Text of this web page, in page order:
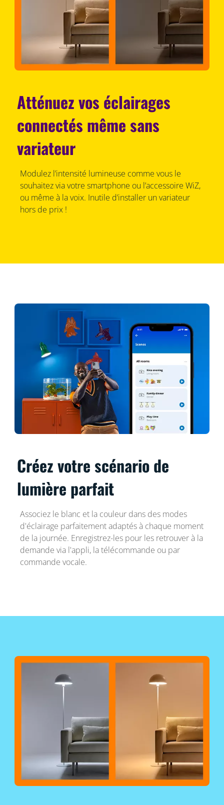
Atténuez vos éclairages
connectés même sans
variateur
Modulez l’intensité lumineuse comme vous le
souhaitez via votre smartphone ou l’accessoire WiZ,
ou même à la voix. Inutile d’installer un variateur
hors de prix !
Créez votre scénario de
lumière parfait
Associez le blanc et la couleur dans des modes
d'éclairage parfaitement adaptés à chaque moment
de la journée. Enregistrez-les pour les retrouver à la
demande via l'appli, la télécommande ou par
commande vocale.